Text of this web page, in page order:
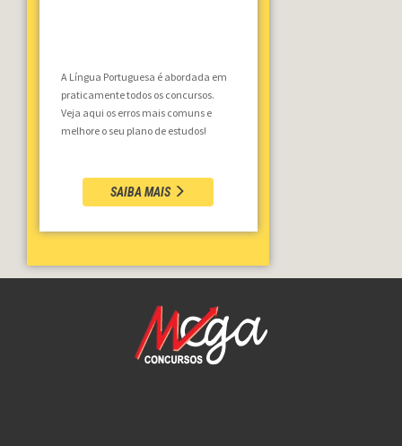
A Língua Portuguesa é abordada em
praticamente todos os concursos.
Veja aqui os erros mais comuns e
melhore o seu plano de estudos!
SAIBA MAIS